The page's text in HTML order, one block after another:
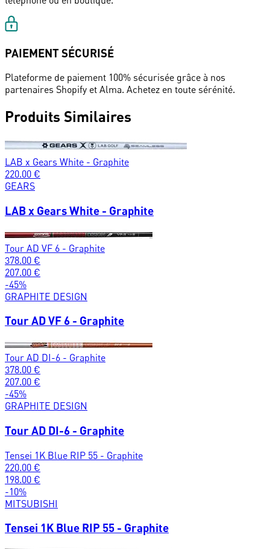
PAIEMENT SÉCURISÉ
Plateforme de paiement 100% sécurisée grâce à nos
partenaires Shopify et Alma. Achetez en toute sérénité.
Produits Similaires
LAB x Gears White - Graphite
220.00 €
GEARS
LAB x Gears White - Graphite
Tour AD VF 6 - Graphite
378.00 €
207.00 €
-45%
GRAPHITE DESIGN
Tour AD VF 6 - Graphite
Tour AD DI-6 - Graphite
378.00 €
207.00 €
-45%
GRAPHITE DESIGN
Tour AD DI-6 - Graphite
Tensei 1K Blue RIP 55 - Graphite
220.00 €
198.00 €
-10%
MITSUBISHI
Tensei 1K Blue RIP 55 - Graphite